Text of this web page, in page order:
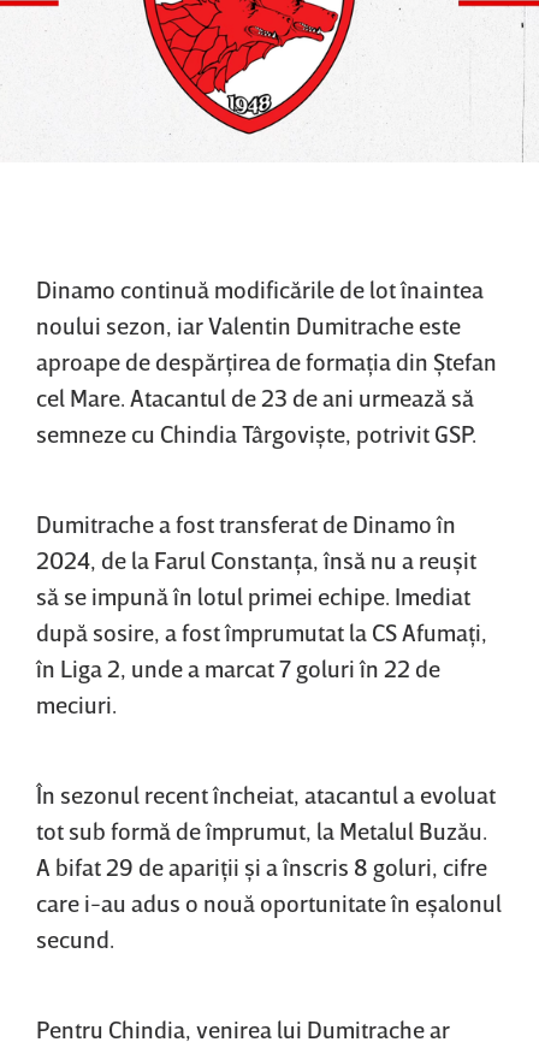
Dinamo continuă modificările de lot înaintea
noului sezon, iar Valentin Dumitrache este
aproape de despărţirea de formaţia din Ştefan
cel Mare. Atacantul de 23 de ani urmează să
semneze cu Chindia Târgovişte, potrivit GSP.
Dumitrache a fost transferat de Dinamo în
2024, de la Farul Constanţa, însă nu a reuşit
să se impună în lotul primei echipe. Imediat
după sosire, a fost împrumutat la CS Afumaţi,
în Liga 2, unde a marcat 7 goluri în 22 de
meciuri.
În sezonul recent încheiat, atacantul a evoluat
tot sub formă de împrumut, la Metalul Buzău.
A bifat 29 de apariţii şi a înscris 8 goluri, cifre
care i-au adus o nouă oportunitate în eşalonul
secund.
Pentru Chindia, venirea lui Dumitrache ar